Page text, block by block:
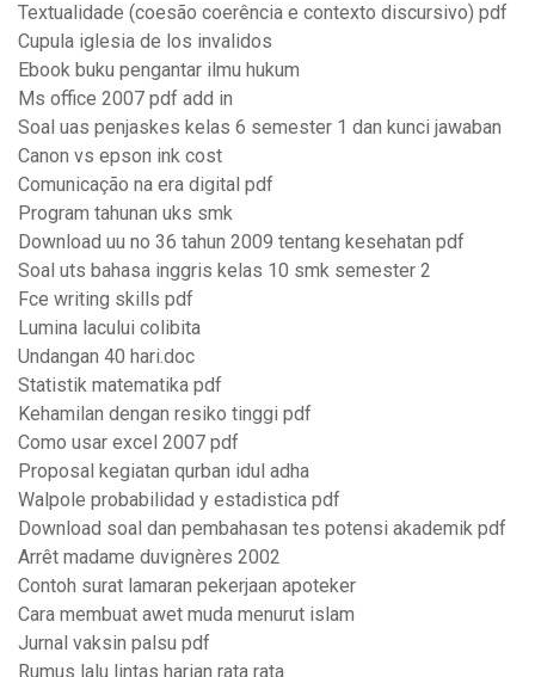
Textualidade (coesão coerência e contexto discursivo) pdf
Cupula iglesia de los invalidos
Ebook buku pengantar ilmu hukum
Ms office 2007 pdf add in
Soal uas penjaskes kelas 6 semester 1 dan kunci jawaban
Canon vs epson ink cost
Comunicação na era digital pdf
Program tahunan uks smk
Download uu no 36 tahun 2009 tentang kesehatan pdf
Soal uts bahasa inggris kelas 10 smk semester 2
Fce writing skills pdf
Lumina lacului colibita
Undangan 40 hari.doc
Statistik matematika pdf
Kehamilan dengan resiko tinggi pdf
Como usar excel 2007 pdf
Proposal kegiatan qurban idul adha
Walpole probabilidad y estadistica pdf
Download soal dan pembahasan tes potensi akademik pdf
Arrêt madame duvignères 2002
Contoh surat lamaran pekerjaan apoteker
Cara membuat awet muda menurut islam
Jurnal vaksin palsu pdf
Rumus lalu lintas harian rata rata